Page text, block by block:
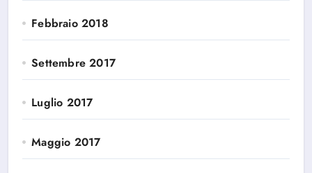
Febbraio 2018
Settembre 2017
Luglio 2017
Maggio 2017